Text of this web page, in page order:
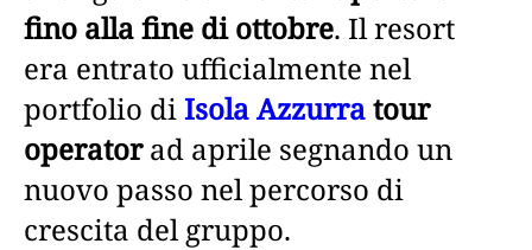
fino alla fine di ottobre. Il resort
era entrato ufficialmente nel
portfolio diIsola Azzurratour
operatorad aprile segnando un
nuovo passo nel percorso di
crescita del gruppo.